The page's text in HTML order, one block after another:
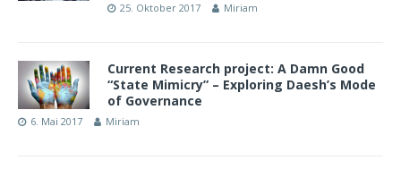
25. Oktober 2017 Miriam
Current Research project: A Damn Good
“State Mimicry” – Exploring Daesh’s Mode
of Governance
6. Mai 2017 Miriam